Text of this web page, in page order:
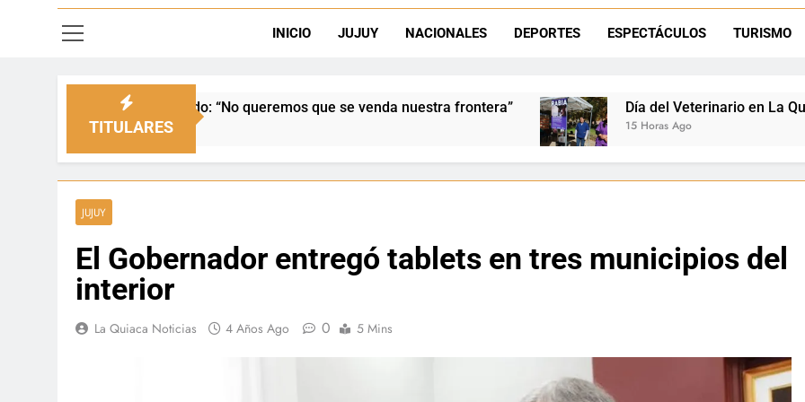
La frontera se subleva: Dante Velázquez enfrenta el remate de
INICIO JUJUY NACIONALES DEPORTES ESPECTÁCULOS TURISMO
TITULARES
“No queremos que se venda nuestra frontera” Día del Veterinario en La Quiaca: Zoonosis llevó
JUJUY
El Gobernador entregó tablets en tres municipios del
interior
La Quiaca Noticias 4 Años Ago 0 5 Mins